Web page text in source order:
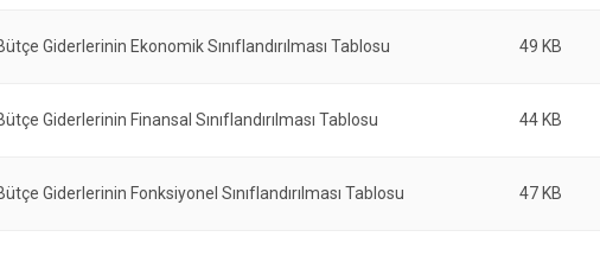
Giderlerinin Ekonomik Sınıflandırılması Tablosu 49 KB
Giderlerinin Finansal Sınıflandırılması Tablosu 44 KB
Giderlerinin Fonksiyonel Sınıflandırılması Tablosu 47 KB